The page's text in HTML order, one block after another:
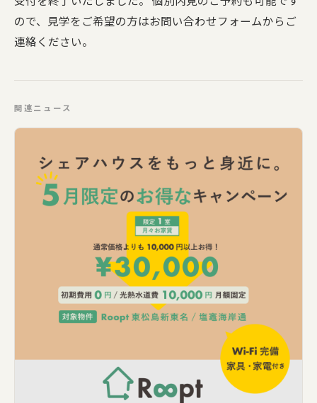
ので、見学をご希望の方はお問い合わせフォームからご
連絡ください。
関連ニュース